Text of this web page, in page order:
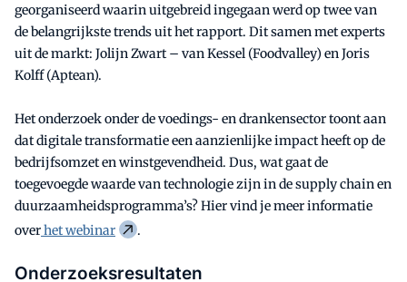
georganiseerd waarin uitgebreid ingegaan werd op twee van
de belangrijkste trends uit het rapport. Dit samen met experts
uit de markt: Jolijn Zwart – van Kessel (Foodvalley) en Joris
Kolff (Aptean).
Het onderzoek onder de voedings- en drankensector toont aan
dat digitale transformatie een aanzienlijke impact heeft op de
bedrijfsomzet en winstgevendheid. Dus, wat gaat de
toegevoegde waarde van technologie zijn in de supply chain en
duurzaamheidsprogramma’s? Hier vind je meer informatie
overhet webinar .
Onderzoeksresultaten